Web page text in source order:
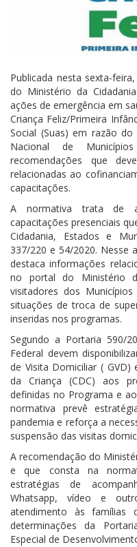
Publicada nesta sexta-
do Ministério da
ações de emergência em
Criança Feliz/Primeira
Social (Suas) em razão
Nacional de
recomendações que
relacionadas ao
capacitações.
A normativa trata de
capacitações presenciais
Cidadania, Estados e
337/220 e 54/2020. Nesse
destaca informações
no portal do Ministério
visitadores dos
situações de troca de
inseridas nos programas.
Segundo a Portaria 590/
Federal devem
de Visita Domiciliar ( GVD)
da Criança (CDC) aos
definidas no Programa e
normativa prevê
pandemia e reforça a
suspensão das visitas
A recomendação do
e que consta na
estratégias de
Whatsapp, vídeo e
atendimento às famílias
determinações da
Especial de